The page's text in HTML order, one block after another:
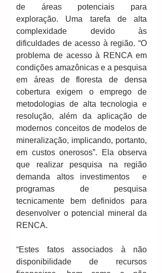
de áreas potenciais para
exploração. Uma tarefa de alta
complexidade devido às
dificuldades de acesso à região. “O
problema de acesso à RENCA em
condições amazônicas e a pesquisa
em áreas de floresta de densa
cobertura exigem o emprego de
metodologias de alta tecnologia e
resolução, além da aplicação de
modernos conceitos de modelos de
mineralização, implicando, portanto,
em custos onerosos”. Ela observa
que realizar pesquisa na região
demanda altos investimentos  e
programas de pesquisa
tecnicamente bem definidos para
desenvolver o potencial mineral da
RENCA.
“Estes fatos associados à não
disponibilidade de recursos